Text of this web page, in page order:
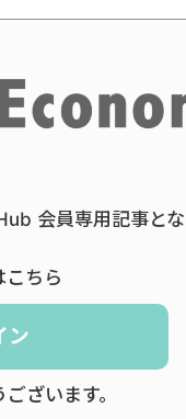
会員専用記事とな
こちら
ン
ざいます。